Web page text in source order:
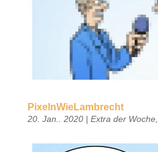
PixelnWieLambrecht
20. Jan.. 2020| Extra der Woche,